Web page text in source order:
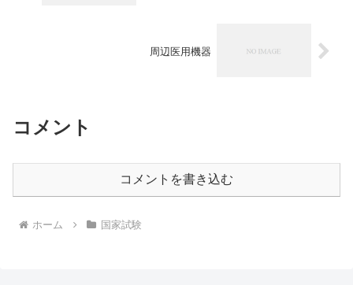
周辺医用機器
コメント
コメントを書き込む
ホーム 国家試験